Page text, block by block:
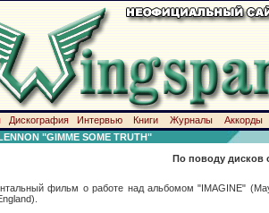
Дискография Интервью Книги Журналы
Аккорды
"GIMME SOME TRUTH"
По поводу дисков
фильм о работе над альбомом "IMAGINE"